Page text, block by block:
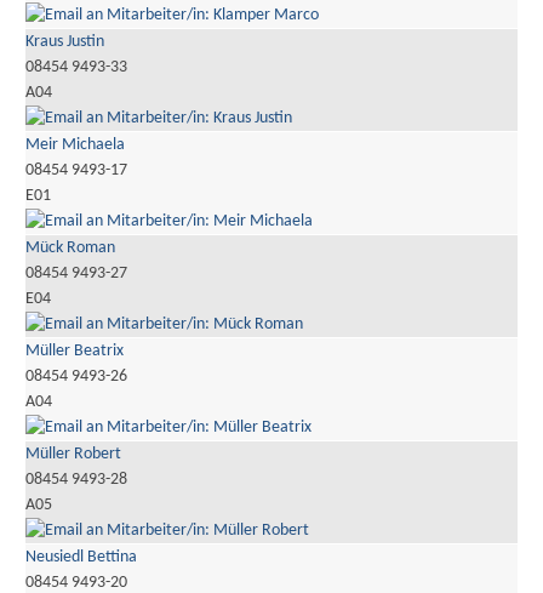
Kraus Justin
08454 9493-33
A04
Meir Michaela
08454 9493-17
E01
Mück Roman
08454 9493-27
E04
Müller Beatrix
08454 9493-26
A04
Müller Robert
08454 9493-28
A05
Neusiedl Bettina
08454 9493-20